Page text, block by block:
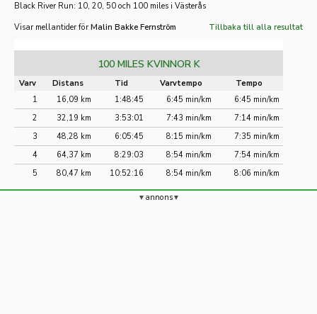
Black River Run: 10, 20, 50 och 100 miles i Västerås
Visar mellantider för Malin Bakke Fernström Tillbaka till alla resultat
100 MILES KVINNOR K
Varv Distans Tid Varvtempo
Tempo
1
16,09 km 1:48:45 6:45 min/km
6:45 min/km
2
32,19 km 3:53:01 7:43 min/km
7:14 min/km
3
48,28 km 6:05:45 8:15 min/km
7:35 min/km
4
64,37 km 8:29:03 8:54 min/km
7:54 min/km
5
80,47 km 10:52:16 8:54 min/km 8:06 min/km
annons